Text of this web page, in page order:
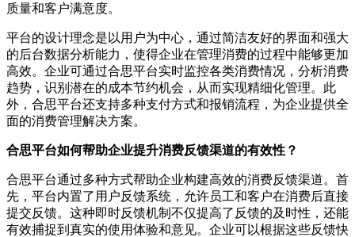
质量和客户满意度。
平台的设计理念是以用户为中心，通过简洁友好的界面和强大
的后台数据分析能力，使得企业在管理消费的过程中能够更加
高效。企业可通过合思平台实时监控各类消费情况，分析消费
趋势，识别潜在的成本节约机会，从而实现精细化管理。此
外，合思平台还支持多种支付方式和报销流程，为企业提供全
面的消费管理解决方案。
合思平台如何帮助企业提升消费反馈渠道的有效性？
合思平台通过多种方式帮助企业构建高效的消费反馈渠道。首
先，平台内置了用户反馈系统，允许员工和客户在消费后直接
提交反馈。这种即时反馈机制不仅提高了反馈的及时性，还能
有效捕捉到真实的使用体验和意见。企业可以根据这些反馈快